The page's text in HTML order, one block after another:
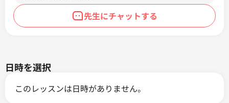
先生にチャットする
日時を選択
このレッスンは日時がありません。